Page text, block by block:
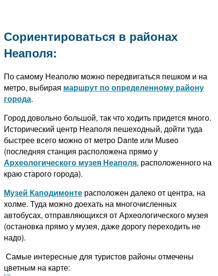
Сориентироваться в районах
Неаполя:
По самому Неаполю можно передвигаться пешком и на
метро, выбирая маршрут по определенному району
города.
Город довольно большой, так что ходить придется много.
Исторический центр Неаполя пешеходный, дойти туда
быстрее всего можно от метро Dante или Museo
(последняя станция расположена прямо у
Археологического музея Неаполя, расположенного на
краю старого города).
Музей Каподимонте расположен далеко от центра, на
холме. Туда можно доехать на многочисленных
автобусах, отправляющихся от Археологического музея
(остановка прямо у музея, даже дорогу переходить не
надо).
Самые интересные для туристов районы отмечены
цветным на карте: